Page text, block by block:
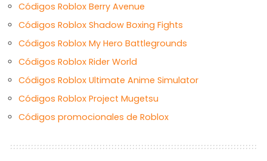
Códigos Roblox Berry Avenue
Códigos Roblox Shadow Boxing Fights
Códigos Roblox My Hero Battlegrounds
Códigos Roblox Rider World
Códigos Roblox Ultimate Anime Simulator
Códigos Roblox Project Mugetsu
Códigos promocionales de Roblox